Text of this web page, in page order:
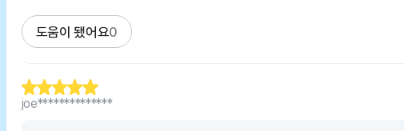
도움이 됐어요0
joe**************